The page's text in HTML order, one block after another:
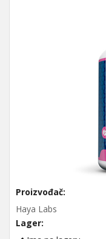
Proizvođač:
Haya Labs
Lager: